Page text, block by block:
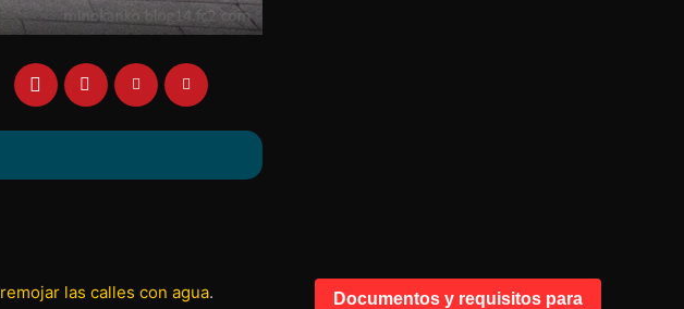
remojar las calles con agua.
Documentos y requisitos para